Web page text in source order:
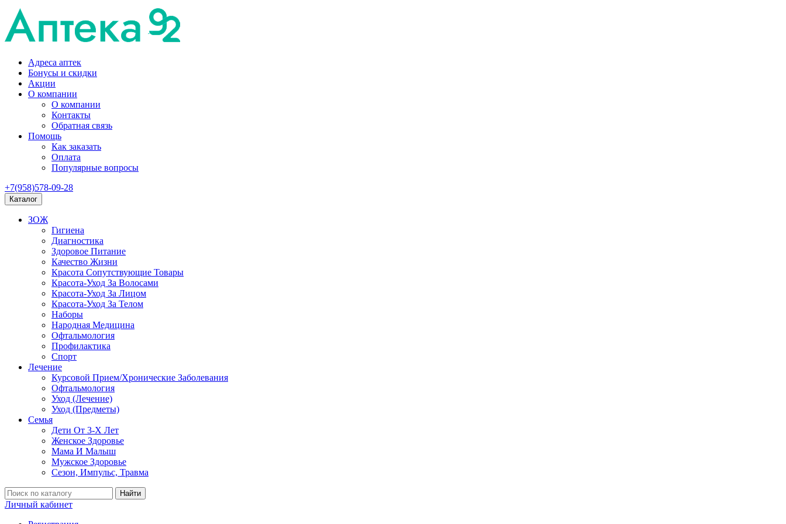
Адреса аптек
Бонусы и скидки
Акции
О компании
О компании
Контакты
Обратная связь
Помощь
Как заказать
Оплата
Популярные вопросы
+7(958)578-09-28
Каталог
ЗОЖ
Гигиена
Диагностика
Здоровое Питание
Качество Жизни
Красота Сопутствующие Товары
Красота-Уход За Волосами
Красота-Уход За Лицом
Красота-Уход За Телом
Наборы
Народная Медицина
Офтальмология
Профилактика
Спорт
Лечение
Курсовой Прием/Хронические Заболевания
Офтальмология
Уход (Лечение)
Уход (Предметы)
Семья
Дети От 3-Х Лет
Женское Здоровье
Мама И Малыш
Мужское Здоровье
Сезон, Импульс, Травма
Найти
Личный кабинет